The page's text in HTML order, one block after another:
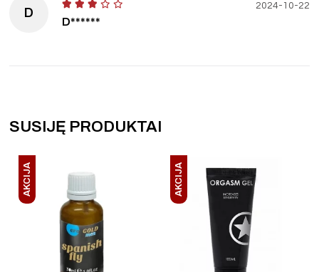
D
D******
2024-10-22
SUSIJĘ PRODUKTAI
AKCIJA AKCIJA